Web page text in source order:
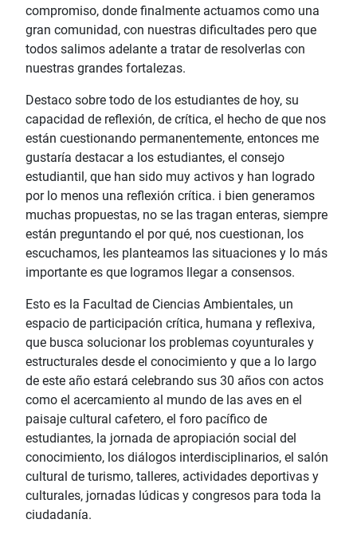
compromiso, donde finalmente actuamos como una
gran comunidad, con nuestras dificultades pero que
todos salimos adelante a tratar de resolverlas con
nuestras grandes fortalezas.
Destaco sobre todo de los estudiantes de hoy, su
capacidad de reflexión, de crítica, el hecho de que nos
están cuestionando permanentemente, entonces me
gustaría destacar a los estudiantes, el consejo
estudiantil, que han sido muy activos y han logrado
por lo menos una reflexión crítica. i bien generamos
muchas propuestas, no se las tragan enteras, siempre
están preguntando el por qué, nos cuestionan, los
escuchamos, les planteamos las situaciones y lo más
importante es que logramos llegar a consensos.
Esto es la Facultad de Ciencias Ambientales, un
espacio de participación crítica, humana y reflexiva,
que busca solucionar los problemas coyunturales y
estructurales desde el conocimiento y que a lo largo
de este año estará celebrando sus 30 años con actos
como el acercamiento al mundo de las aves en el
paisaje cultural cafetero, el foro pacífico de
estudiantes, la jornada de apropiación social del
conocimiento, los diálogos interdisciplinarios, el salón
cultural de turismo, talleres, actividades deportivas y
culturales, jornadas lúdicas y congresos para toda la
ciudadanía.